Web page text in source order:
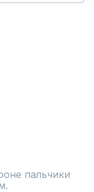
пальчики